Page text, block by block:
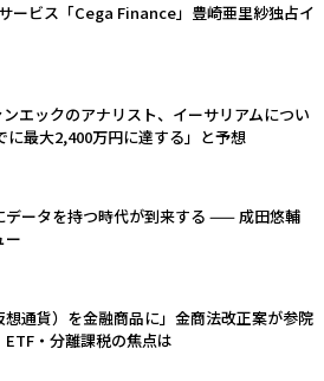
ービス「Cega Finance」豊崎亜里紗独占イ
ンエックのアナリスト、イーサリアムについ
に最大2,400万円に達する」と予想
データを持つ時代が到来する —— 成田悠輔
ー
想通貨）を金融商品に」金商法改正案が参院
・分離課税の焦点は